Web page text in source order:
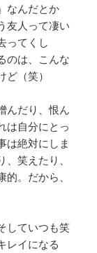
なんだとか
友人って凄い
ってくし
のは、こんな
（笑）
んだり、恨ん
は自分にとっ
は絶対にしま
笑えたり、
。だから、
していつも笑
レイになる